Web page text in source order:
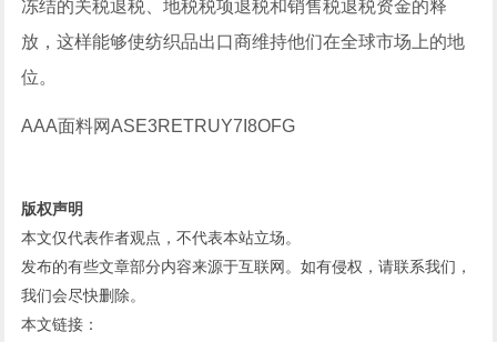
冻结的关税退税、地税税项退税和销售税退税资金的释
放，这样能够使纺织品出口商维持他们在全球市场上的地
位。
AAA面料网ASE3RETRUY7I8OFG
版权声明
本文仅代表作者观点，不代表本站立场。
发布的有些文章部分内容来源于互联网。如有侵权，请联系我们，
我们会尽快删除。
本文链接：